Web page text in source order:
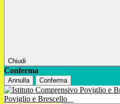
Chiudi
Conferma
Annulla Conferma
Poviglio e Brescello